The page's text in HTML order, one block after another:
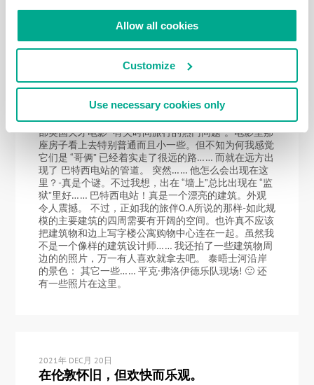
Allow all cookies
Customize
Use necessary cookies only
来，继续游览伦敦！ 泰晤士河和议会。我们沿着河边
要去的地方—>> 科维德受害者纪念馆 被人们熟知的传
话亭里已经长出了一棵树。 连树枝都冒出了亭顶。 自
行车安全停放点儿：） 这座小房子经常让我联想到一
部英国天才电影 “有关时间旅行的热门问题”。电影里那
座房子看上去特别普通而且小一些。但不知为何我感觉
它们是 “哥俩” 已经着实走了很远的路…… 而就在远方出
现了 巴特西电站的管道。 突然…… 他怎么会出现在这
里？-真是个谜。不过我想，出在 “墙上”总比出现在 “监
狱”里好…… 巴特西电站！真是一个漂亮的建筑。外观
令人震撼。 不过，正如我的旅伴O.A所说的那样-如此规
模的主要建筑的四周需要有开阔的空间。也许真不应该
把建筑物和边上写字楼公寓购物中心连在一起。虽然我
不是一个像样的建筑设计师…… 我还拍了一些建筑物周
边的的照片，万一有人喜欢就拿去吧。 泰晤士河沿岸
的景色： 其它一些…… 平克·弗洛伊德乐队现场! 🙂 还
有一些照片在这里。
2021年 DEC月 20日
在伦敦怀旧，但欢快而乐观。